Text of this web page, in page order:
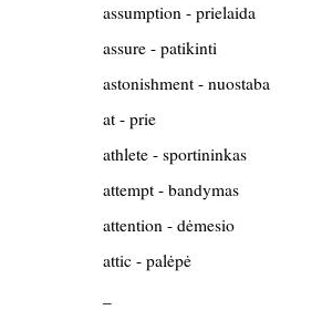
assumption - prielaida
assure - patikinti
astonishment - nuostaba
at - prie
athlete - sportininkas
attempt - bandymas
attention - dėmesio
attic - palėpė